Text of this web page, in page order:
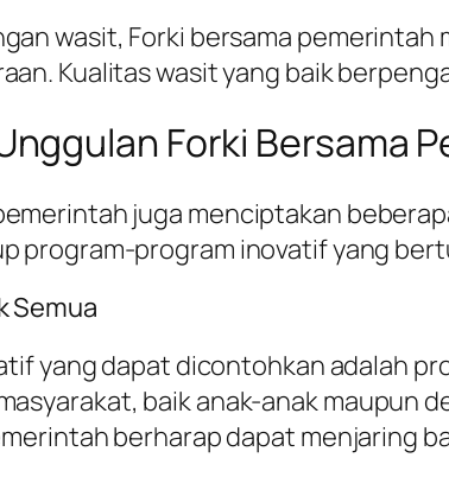
wasit, Forki bersama
Kualitas wasit yang baik
Forki Bersama
juga menciptakan
program-program inovatif yang
Semua
yang dapat dicontohkan adalah
baik anak-anak maupun
berharap dapat menjaring